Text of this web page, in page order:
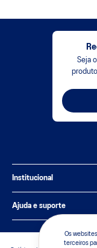
Os
terceiros
Seja
Institucional
Política de Privacidade
Sobre a ASICS
Sustentabilidade
Ajuda e suporte
Central de Relacionamento